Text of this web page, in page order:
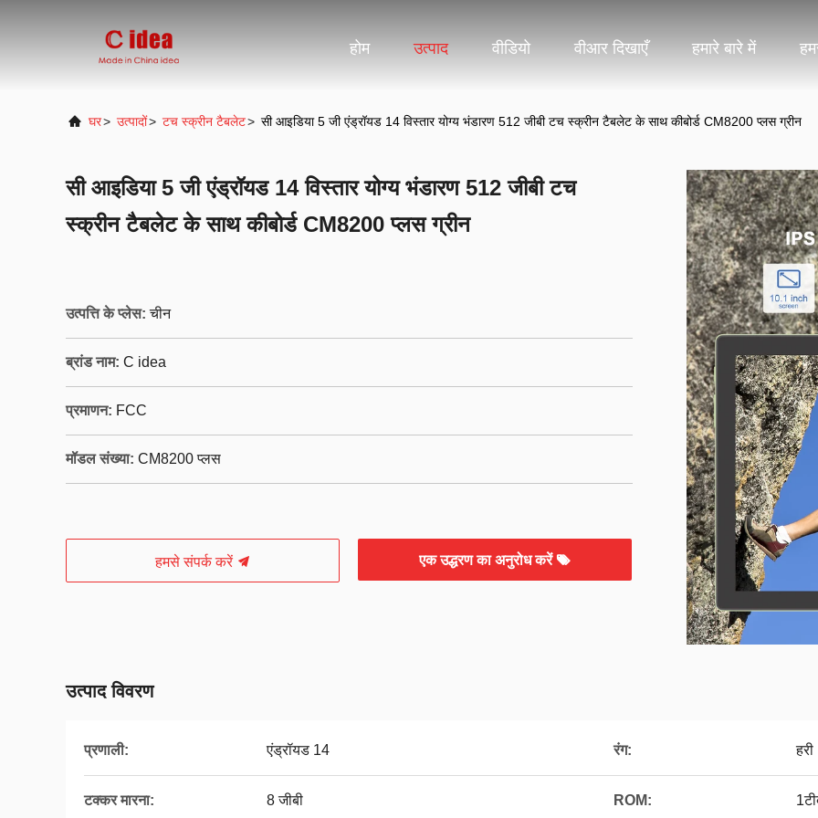
होम उत्पाद वीडियो वीआर दिखाएँ हमारे बारे में
घर> उत्पादों> टच स्क्रीन टैबलेट> सी आइडिया 5 जी एंड्रॉयड 14 विस्तार योग्य भंडारण 512 जीबी टच स्क्रीन टैबलेट के साथ कीबोर्ड CM8200 प्लस ग्रीन
सी आइडिया 5 जी एंड्रॉयड 14 विस्तार योग्य भंडारण 512 जीबी टच
स्क्रीन टैबलेट के साथ कीबोर्ड CM8200 प्लस ग्रीन
उत्पत्ति के प्लेस: चीन
ब्रांड नाम: C idea
प्रमाणन: FCC
मॉडल संख्या: CM8200 प्लस
हमसे संपर्क करें एक उद्धरण का अनुरोध करें
उत्पाद विवरण
प्रणाली: एंड्रॉयड 14 रंग: हरी
टक्कर मारना: 8 जीबी ROM: